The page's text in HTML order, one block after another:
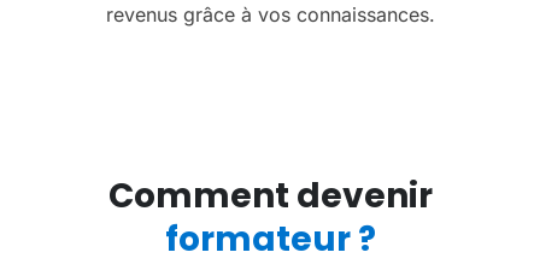
revenus grâce à vos connaissances.
Comment devenir
formateur ?